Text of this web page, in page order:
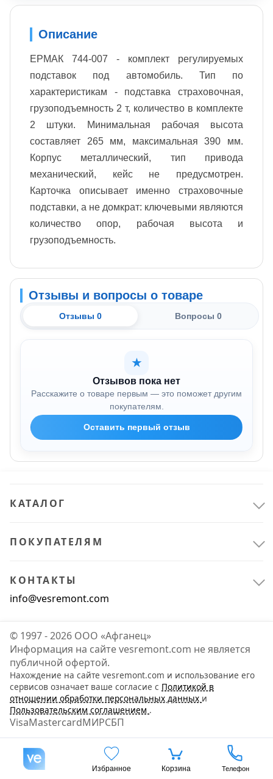
Избранное Корзина Телефон
Описание
ЕРМАК 744-007 - комплект регулируемых
подставок под автомобиль. Тип по
характеристикам - подставка страховочная,
грузоподъемность 2 т, количество в комплекте
2 штуки. Минимальная рабочая высота
составляет 265 мм, максимальная 390 мм.
Корпус металлический, тип привода
механический, кейс не предусмотрен.
Карточка описывает именно страховочные
подставки, а не домкрат: ключевыми являются
количество опор, рабочая высота и
грузоподъемность.
Отзывы и вопросы о товаре
Отзывы 0 Вопросы 0
★
Отзывов пока нет
Расскажите о товаре первым — это поможет другим
покупателям.
Оставить первый отзыв
КАТАЛОГ
ПОКУПАТЕЛЯМ
КОНТАКТЫ
info@vesremont.com
© 1997 - 2026 ООО «Афганец»
Информация на сайте vesremont.com не является
публичной офертой.
Нахождение на сайте vesremont.com и использование его
сервисов означает ваше согласие с Политикой в
отношении обработки персональных данных и
Пользовательским соглашением .
VisaMastercardМИРСБП